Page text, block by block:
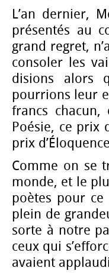
L’an dernier,
présentés au
grand regret,
consoler les
disions alors
pourrions leur
francs
Poésie, ce prix
prix
Comme on se
monde, et le
poètes pour ce
plein de
sorte à notre
ceux qui
avaient